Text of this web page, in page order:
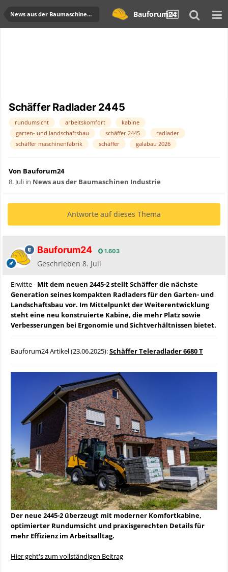
News aus der Baumaschinen Industrie Bauforum24
Schäffer Radlader 2445
rundumsicht arbeitskomfort
kabine
garten- und landschaftsbau
schäffer 2445
radlader
schäffer maschinenfabrik
schäffer galabau 2026
Von Bauforum24
8. Juli in News aus der Baumaschinen Industrie
Antworte auf dieses Thema
Bauforum24 1.603
Geschrieben 8. Juli
Erwitte - Mit dem neuen 2445-2 stellt Schäffer die nächste
Generation seines kompakten Radladers für den Garten- und
Landschaftsbau vor. Im Mittelpunkt der Weiterentwicklung
steht eine neu konstruierte Kabine, die mehr Platz sowie
Verbesserungen bei Ergonomie und Sichtverhältnissen bietet.
Bauforum24 Artikel (23.06.2025):Schäffer Teleradlader 6680 T
Der neue 2445-2 überzeugt mit moderner Komfortkabine,
optimierter Rundumsicht und praxisgerechten Details für
mehr Effizienz im Arbeitsalltag.
Hier geht's zum vollständigen Beitrag